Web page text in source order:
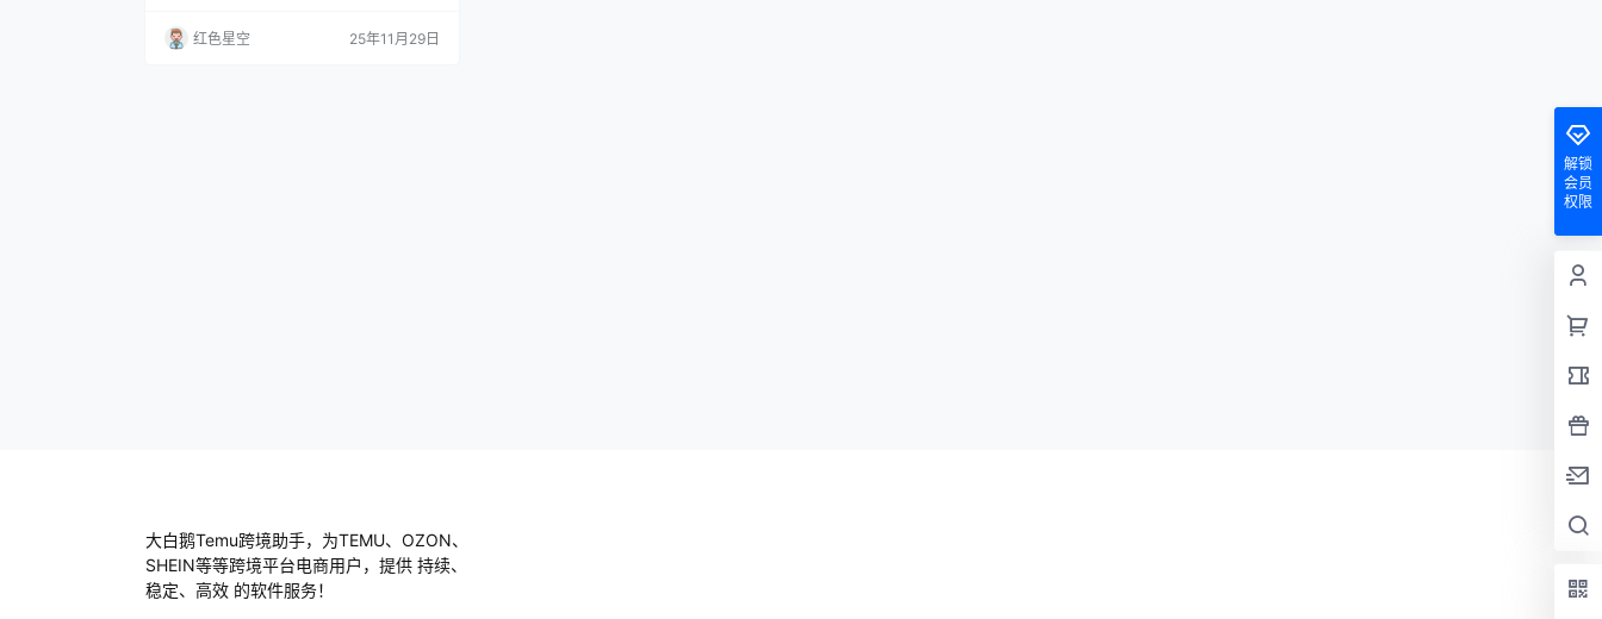
的商品，真是无从选择。通过观察和研究，
我找到了一些方法。 你可以利用社交媒体、
红色星空 25年11月29日
解锁
会员
权限
大白鹅Temu跨境助手，为TEMU、OZON、
SHEIN等等跨境平台电商用户，提供 持续、
稳定、高效 的软件服务！